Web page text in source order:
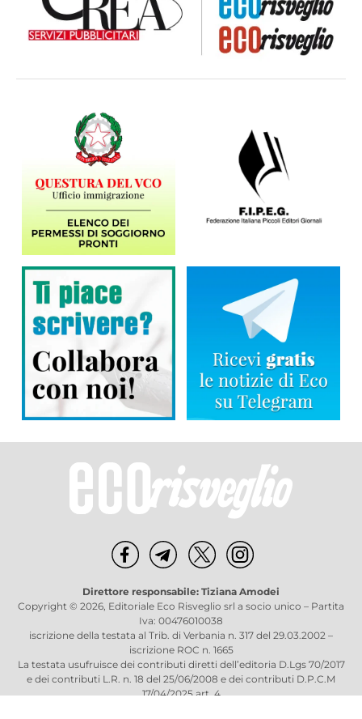
Direttore responsabile: Tiziana Amodei
Copyright © 2026, Editoriale Eco Risveglio srl a socio unico – Partita
Iva: 00476010038
iscrizione della testata al Trib. di Verbania n. 317 del 29.03.2002 –
iscrizione ROC n. 1665
La testata usufruisce dei contributi diretti dell’editoria D.Lgs 70/2017
e dei contributi L.R. n. 18 del 25/06/2008 e dei contributi D.P.C.M
17/04/2025 art. 4